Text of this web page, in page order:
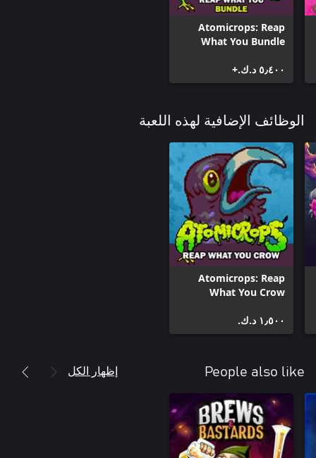
Atomicrops: Reap
What You Bundle
٥٫٤٠٠ د.ك.‏+
الوظائف الإضافية لهذه اللعبة
Atomicrops: Reap
What You Crow
١٫٥٠٠ د.ك.‏
People also like إظهار الكل